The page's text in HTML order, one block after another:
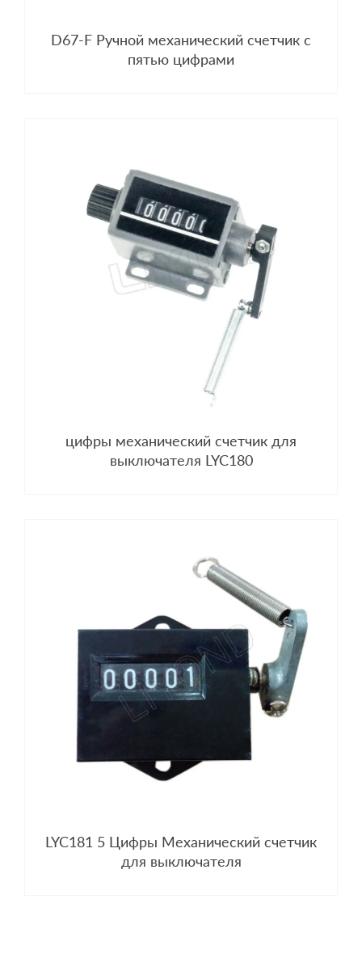
D67-F Ручной механический счетчик с
пятью цифрами
цифры механический счетчик для
выключателя LYC180
LYC181 5 Цифры Механический счетчик
для выключателя